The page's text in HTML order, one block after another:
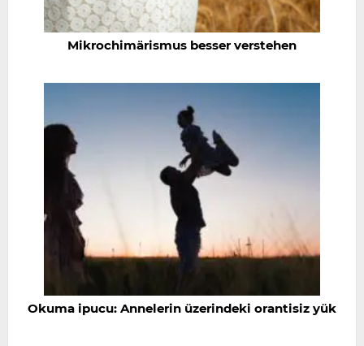
Mikrochimärismus besser verstehen
Okuma ipucu: Annelerin üzerindeki orantisiz yük